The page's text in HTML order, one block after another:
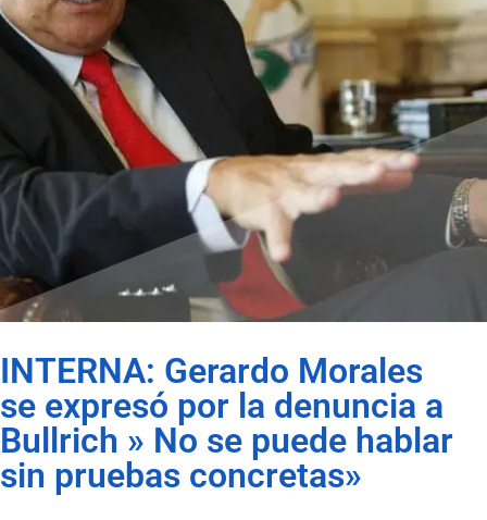
INTERNA: Gerardo Morales
se expresó por la denuncia a
Bullrich » No se puede hablar
sin pruebas concretas»